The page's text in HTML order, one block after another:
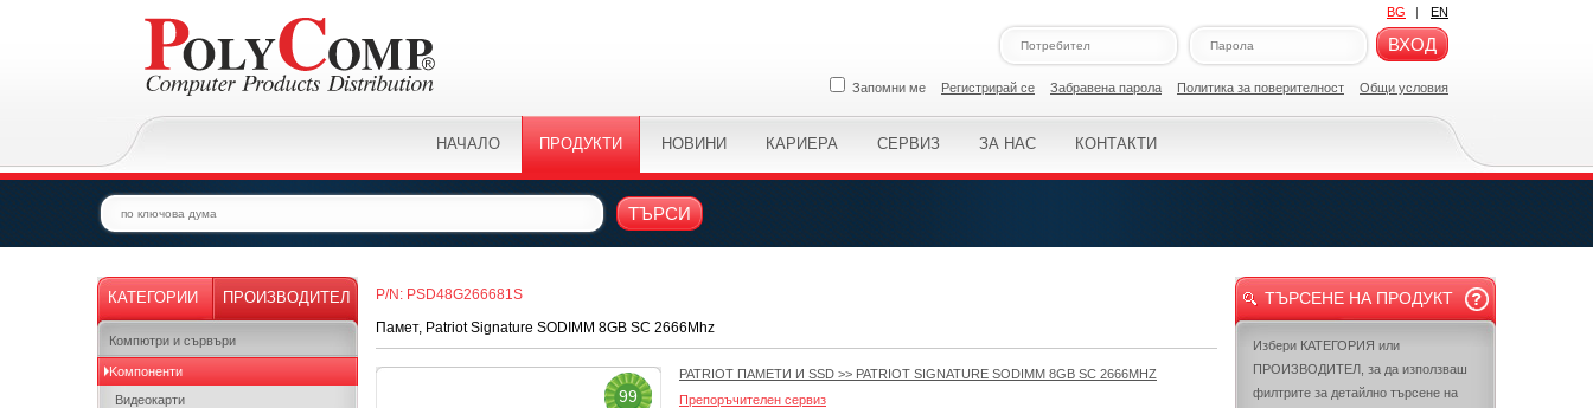
BG | EN
ВХОД
Запомни ме Регистрирай се Забравена парола Политикa за поверителност Общи условия
НАЧАЛО ПРОДУКТИ НОВИНИ КАРИЕРА СЕРВИЗ ЗА НАС КОНТАКТИ
ТЪРСИ
КАТЕГОРИИ ПРОИЗВОДИТЕЛ
Компютри и сървъри
Kомпоненти
Видеокарти
P/N: PSD48G266681S
Памет, Patriot Signature SODIMM 8GB SC 2666Mhz
99
PATRIOT ПАМЕТИ И SSD >> PATRIOT SIGNATURE SODIMM 8GB SC 2666MHZ
Препоръчителен сервиз
ТЪРСЕНЕ НА ПРОДУКТ
Избери КАТЕГОРИЯ или
ПРОИЗВОДИТЕЛ, за да използваш
филтрите за детайлно търсене на